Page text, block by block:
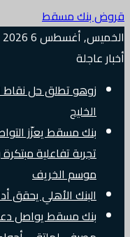
قروض بنك مسقط
الخميس, أغسطس 6 2026
أخبار عاجلة
الخليج
بنك مسقط يعزّز
تجربة تفاعلية
موسم الخريف
البنك الأهلي يحقق
بنك مسقط يواصل دعم